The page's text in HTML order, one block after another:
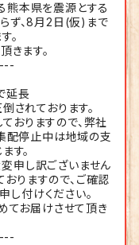
本県を震源とする
ず、8月2日(仮)まで
。
きます。
延長
されております。
おりますので、弊社
配停止中は地域の支
す。
申し訳ございません
りますので、ご確認
し付けください。
てお届けさせて頂き